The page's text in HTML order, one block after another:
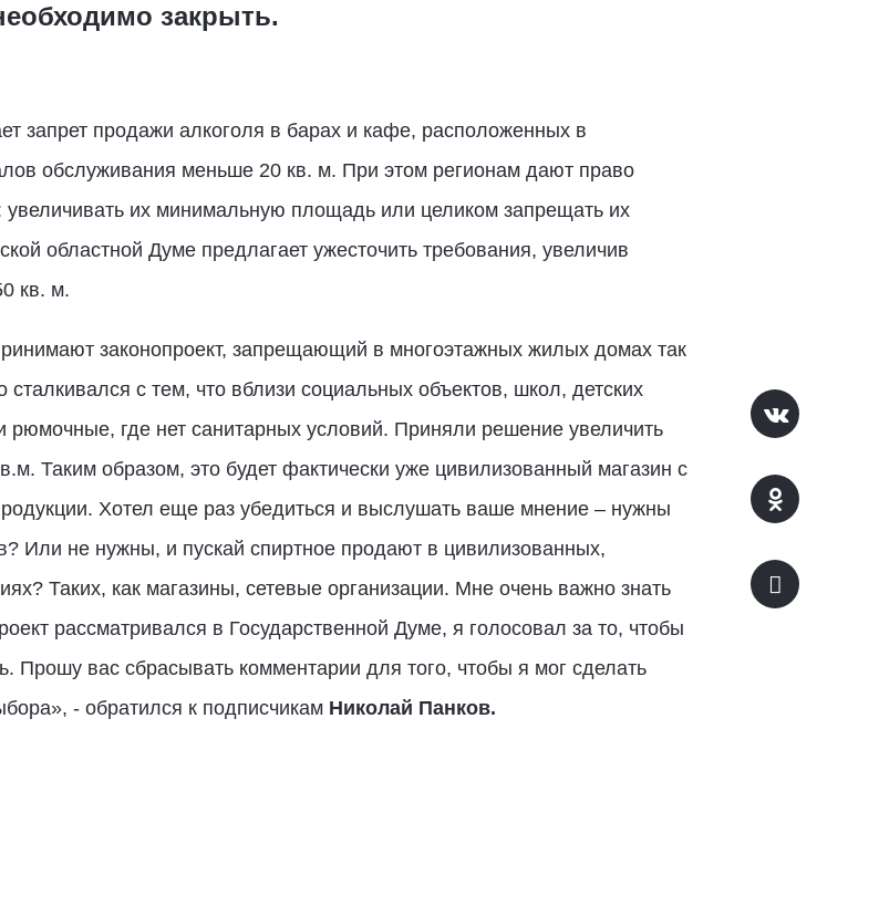
закрыть.
запрет продажи алкоголя в барах и кафе, расположенных в
обслуживания меньше 20 кв. м. При этом регионам дают право
увеличивать их минимальную площадь или целиком запрещать их
областной Думе предлагает ужесточить требования, увеличив
кв. м.
законопроект, запрещающий в многоэтажных жилых домах так
с тем, что вблизи социальных объектов, школ, детских
рюмочные, где нет санитарных условий. Приняли решение увеличить
Таким образом, это будет фактически уже цивилизованный магазин с
Хотел еще раз убедиться и выслушать ваше мнение – нужны
Или не нужны, и пускай спиртное продают в цивилизованных,
Таких, как магазины, сетевые организации. Мне очень важно знать
рассматривался в Государственной Думе, я голосовал за то, чтобы
Прошу вас сбрасывать комментарии для того, чтобы я мог сделать
- обратился к подписчикам Николай Панков.